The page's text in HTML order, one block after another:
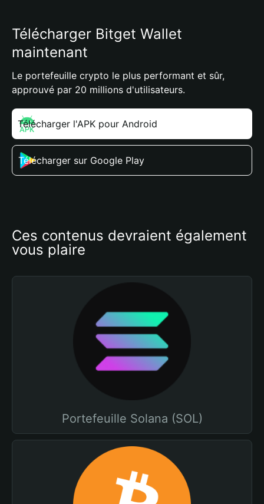
Télécharger Bitget Wallet
maintenant
Le portefeuille crypto le plus performant et sûr,
approuvé par 20 millions d'utilisateurs.
Télécharger l'APK pour Android
Télécharger sur Google Play
Ces contenus devraient également
vous plaire
Portefeuille Solana (SOL)